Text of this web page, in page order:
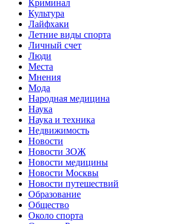
Криминал
Культура
Лайфхаки
Летние виды спорта
Личный счет
Люди
Места
Мнения
Мода
Народная медицина
Наука
Наука и техника
Недвижимость
Новости
Новости ЗОЖ
Новости медицины
Новости Москвы
Новости путешествий
Образование
Общество
Около спорта